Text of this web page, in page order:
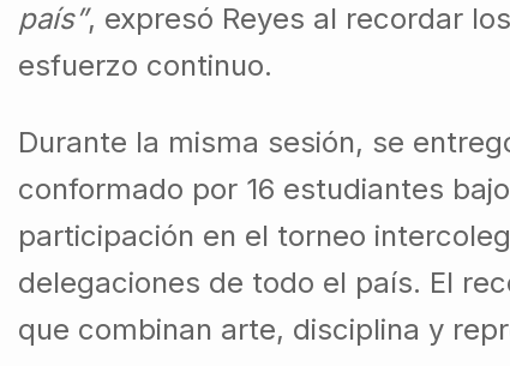
país”, expresó Reyes al recordar
esfuerzo continuo.
Durante la misma sesión, se
conformado por 16 estudiantes
participación en el torneo
delegaciones de todo el país. El
que combinan arte, disciplina y